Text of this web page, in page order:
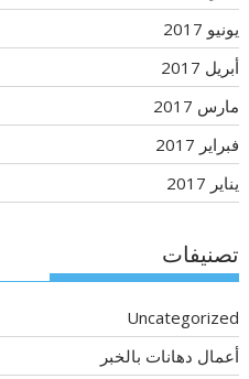
يونيو 2017
أبريل 2017
مارس 2017
فبراير 2017
يناير 2017
تصنيفات
Uncategorized
أعمال دهانات بالخبر